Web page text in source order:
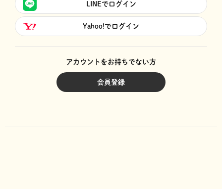
LINEでログイン
Yahoo!でログイン
アカウントをお持ちでない方
会員登録